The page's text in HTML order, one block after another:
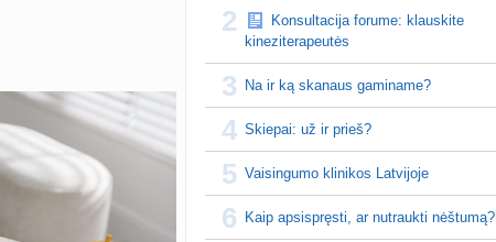
2
Konsultacija forume: klauskite
kineziterapeutės
3 Na ir ką skanaus gaminame?
4 Skiepai: už ir prieš?
5 Vaisingumo klinikos Latvijoje
6 Kaip apsispręsti, ar nutraukti nėštumą?